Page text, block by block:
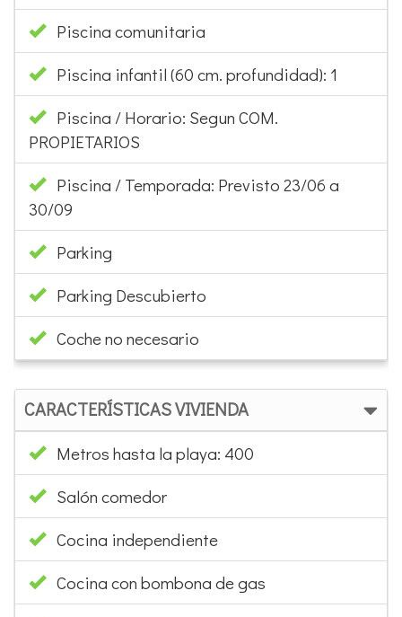
Piscina comunitaria
Piscina infantil (60 cm. profundidad): 1
Piscina / Horario: Segun COM.
PROPIETARIOS
Piscina / Temporada: Previsto 23/06 a
30/09
Parking
Parking Descubierto
Coche no necesario
CARACTERÍSTICAS VIVIENDA
Metros hasta la playa: 400
Salón comedor
Cocina independiente
Cocina con bombona de gas